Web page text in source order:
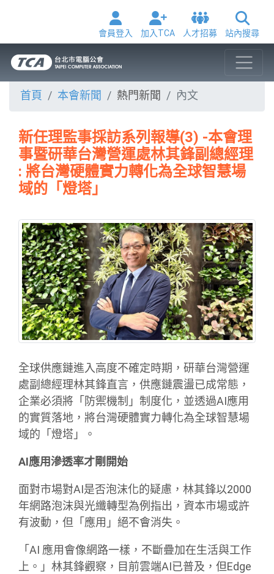
會員登入 加入TCA 人才招募 站內搜尋
首頁 本會新聞 熱門新聞 內文
新任理監事採訪系列報導(3) -本會理
事暨研華台灣營運處林其鋒副總經理
: 將台灣硬體實力轉化為全球智慧場
域的「燈塔」
全球供應鏈進入高度不確定時期，研華台灣營運
處副總經理林其鋒直言，供應鏈震盪已成常態，
企業必須將「防禦機制」制度化，並透過AI應用
的實質落地，將台灣硬體實力轉化為全球智慧場
域的「燈塔」。
AI應用滲透率才剛開始
面對市場對AI是否泡沫化的疑慮，林其鋒以2000
年網路泡沫與光纖轉型為例指出，資本市場或許
有波動，但「應用」絕不會消失。
「AI 應用會像網路一樣，不斷疊加在生活與工作
上。」林其鋒觀察，目前雲端AI已普及，但Edge